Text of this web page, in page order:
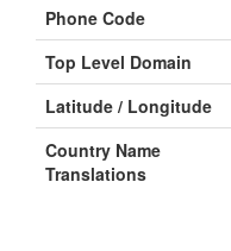
Phone Code
Top Level Domain
Latitude / Longitude
Country Name
Translations